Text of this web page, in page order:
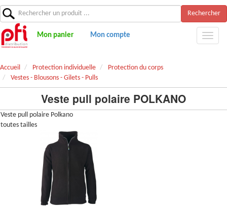
Rechercher
Mon panier Mon compte
Accueil Protection individuelle
Protection du corps
Vestes - Blousons - Gilets - Pulls
Veste pull polaire POLKANO
Veste pull polaire Polkano
toutes tailles